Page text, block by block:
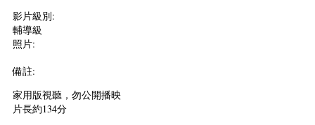
影片級別:
輔導級
照片:
備註:
家用版視聽，勿公開播映
片長約134分